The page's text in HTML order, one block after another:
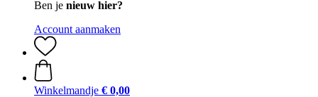
Ben je nieuw hier?
Account aanmaken
Winkelmandje € 0,00